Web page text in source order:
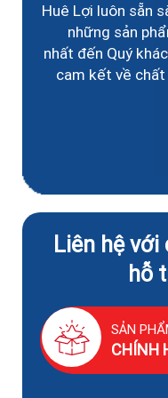
Huê Lợi luôn sẵn
những sản
nhất đến Quý
cam kết về
Liên hệ
hỗ
SẢN
CHÍNH